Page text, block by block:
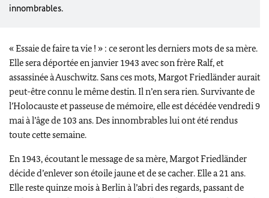
innombrables.
« Essaie de faire ta vie ! » : ce seront les derniers mots de sa mère.
Elle sera déportée en janvier 1943 avec son frèreRalf, et
assassinée àAuschwitz. Sans ces mots, Margot Friedländeraurait
peut-être connu le même destin. Il n’en sera rien. Survivante de
l’Holocauste et passeuse de mémoire, elle est décédée vendredi 9
mai à l’âge de 103 ans. Des innombrables lui ont été rendus
toute cette semaine.
En 1943, écoutant le message de sa mère, Margot Friedländer
décide d’enlever son étoile jaune et de se cacher. Elle a 21 ans.
Elle reste quinze mois à Berlin à l’abri des regards, passant de